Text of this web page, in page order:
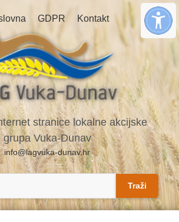
GDPR Kontakt
stranice lokalne akcijske
grupa Vuka-Dunav
info@lagvuka-dunav.hr
Traži